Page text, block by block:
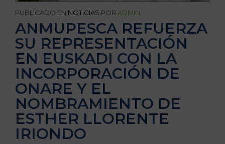
PUBLICADO EN NOTICIAS POR ADMIN
ANMUPESCA REFUERZA
SU REPRESENTACIÓN
EN EUSKADI CON LA
INCORPORACIÓN DE
ONARE Y EL
NOMBRAMIENTO DE
ESTHER LLORENTE
IRIONDO